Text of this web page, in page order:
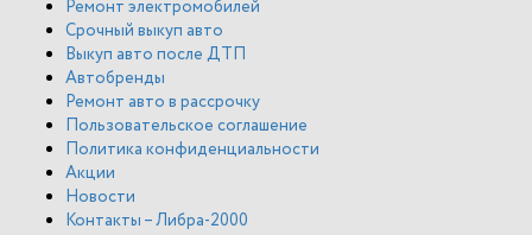
Ремонт электромобилей
Срочный выкуп авто
Выкуп авто после ДТП
Автобренды
Ремонт авто в рассрочку
Пользовательское соглашение
Политика конфиденциальности
Акции
Новости
Контакты – Либра-2000